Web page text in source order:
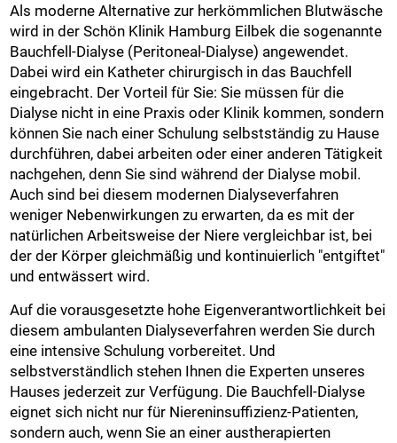
Als moderne Alternative zur herkömmlichen Blutwäsche
wird in der Schön Klinik Hamburg Eilbek die sogenannte
Bauchfell-Dialyse (Peritoneal-Dialyse) angewendet.
Dabei wird ein Katheter chirurgisch in das Bauchfell
eingebracht. Der Vorteil für Sie: Sie müssen für die
Dialyse nicht in eine Praxis oder Klinik kommen, sondern
können Sie nach einer Schulung selbstständig zu Hause
durchführen, dabei arbeiten oder einer anderen Tätigkeit
nachgehen, denn Sie sind während der Dialyse mobil.
Auch sind bei diesem modernen Dialyseverfahren
weniger Nebenwirkungen zu erwarten, da es mit der
natürlichen Arbeitsweise der Niere vergleichbar ist, bei
der der Körper gleichmäßig und kontinuierlich "entgiftet"
und entwässert wird.
Auf die vorausgesetzte hohe Eigenverantwortlichkeit bei
diesem ambulanten Dialyseverfahren werden Sie durch
eine intensive Schulung vorbereitet. Und
selbstverständlich stehen Ihnen die Experten unseres
Hauses jederzeit zur Verfügung. Die Bauchfell-Dialyse
eignet sich nicht nur für Niereninsuffizienz-Patienten,
sondern auch, wenn Sie an einer austherapierten